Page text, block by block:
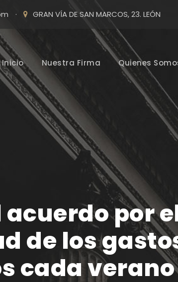
· GRAN VÍA DE SAN MARCOS, 23. LEÓN
Inicio Nuestra Firma Quienes
por
de los
cada